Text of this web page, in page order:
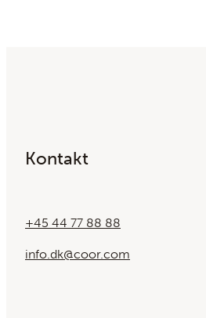
Kontakt
+45 44 77 88 88
info.dk@coor.com